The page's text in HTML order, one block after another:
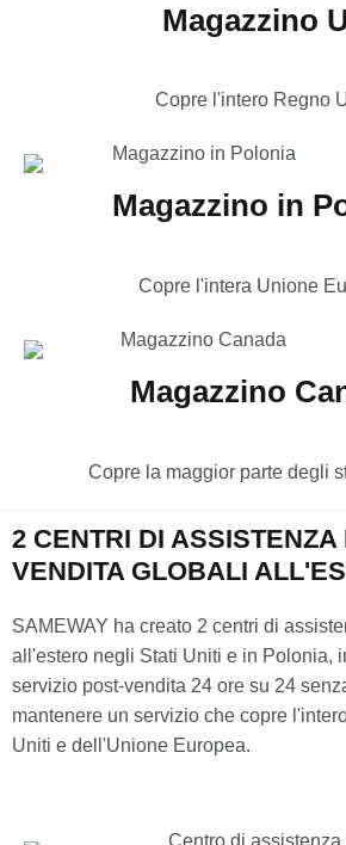
Magazzino
Copre l'intero Regno
Magazzino in
Copre l'intera Unione
Magazzino
Copre la maggior parte degli
2 CENTRI DI ASSISTENZA
VENDITA GLOBALI
SAMEWAY ha creato 2 centri di
all'estero negli Stati Uniti e in Polonia,
servizio post-vendita 24 ore su 24
mantenere un servizio che copre
Uniti e dell'Unione Europea.